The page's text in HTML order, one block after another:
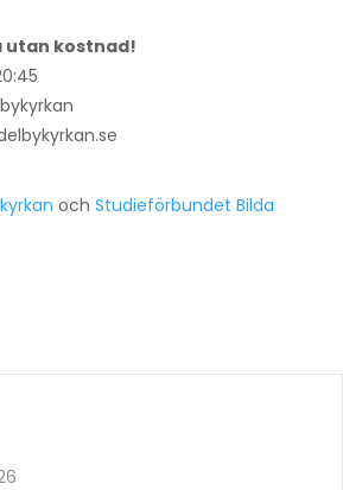
utan kostnad!
och Studieförbundet Bilda